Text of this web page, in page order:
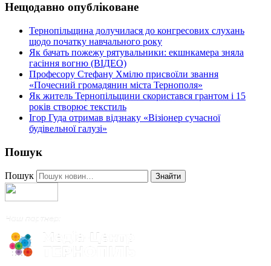
Нещодавно опубліковане
Тернопільщина долучилася до конгресових слухань
щодо початку навчального року
Як бачать пожежу рятувальники: екшнкамера зняла
гасіння вогню (ВІДЕО)
Професору Стефану Хмілю присвоїли звання
«Почесний громадянин міста Тернополя»
Як житель Тернопільщини скористався грантом і 15
років створює текстиль
Ігор Гуда отримав відзнаку «Візіонер сучасної
будівельної галузі»
Пошук
Пошук Знайти